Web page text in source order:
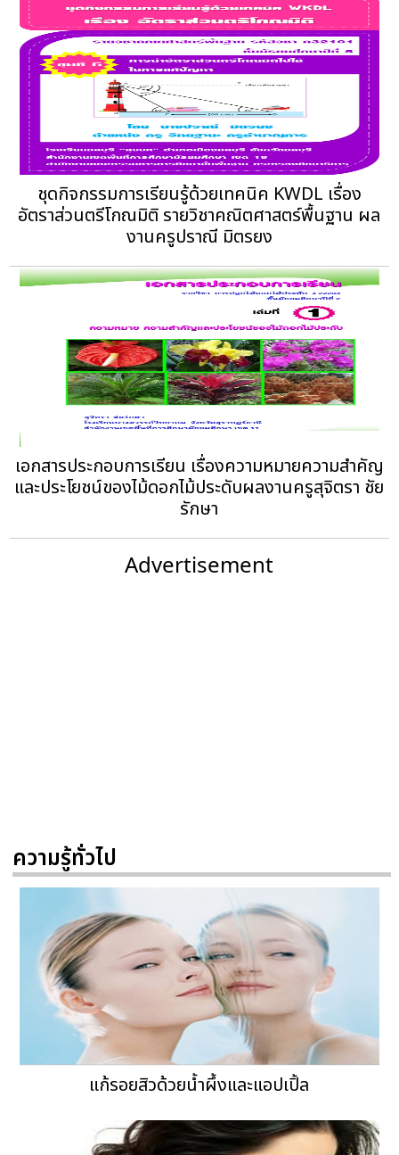
ชุดกิจกรรมการเรียนรู้ด้วยเทคนิค KWDL เรื่อง
อัตราส่วนตรีโกณมิติ รายวิชาคณิตศาสตร์พื้นฐาน ผล
งานครูปราณี มิตรยง
เอกสารประกอบการเรียน เรื่องความหมายความสําคัญ
และประโยชน์ของไม้ดอกไม้ประดับผลงานครูสุจิตรา ชัย
รักษา
Advertisement
ความรู้ทั่วไป
แก้รอยสิวด้วยน้ำผึ้งและแอปเปิ้ล